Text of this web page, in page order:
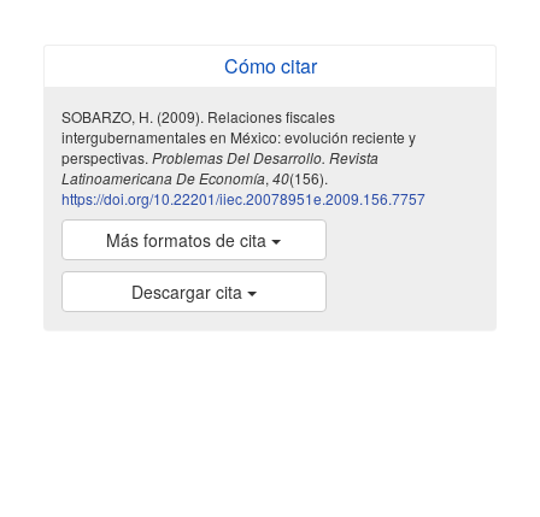
Cómo citar
SOBARZO, H. (2009). Relaciones fiscales
intergubernamentales en México: evolución reciente y
perspectivas. Problemas Del Desarrollo. Revista
Latinoamericana De Economía, 40(156).
https://doi.org/10.22201/iiec.20078951e.2009.156.7757
Más formatos de cita
Descargar cita